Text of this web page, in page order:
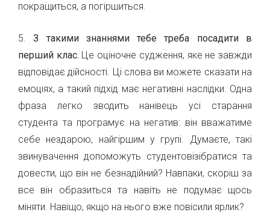
покращиться, а погіршиться.
5.З такими знаннями тебе треба посадити в
перший клас. Це оціночне судження, яке не завжди
відповідає дійсності. Ці слова ви можете сказати на
емоціях, а такий підхід має негативні наслідки. Одна
фраза легко зводить нанівець усі старання
студента та програмує на негатив: він вважатиме
себе нездарою, найгіршим у групі. Думаєте, такі
звинувачення допоможуть студентовізібратися та
довести, що він не безнадійний? Навпаки, скоріш за
все він образиться та навіть не подумає щось
міняти. Навіщо, якщо на нього вже повісили ярлик?